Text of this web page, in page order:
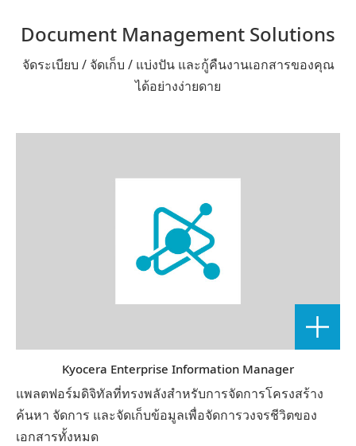
Document Management Solutions
จัดระเบียบ / จัดเก็บ / แบ่งปัน และกู้คืนงานเอกสารของคุณ
ได้อย่างง่ายดาย
Kyocera Enterprise Information Manager
แพลตฟอร์มดิจิทัลที่ทรงพลังสำหรับการจัดการโครงสร้าง
ค้นหา จัดการ และจัดเก็บข้อมูลเพื่อจัดการวงจรชีวิตของ
เอกสารทั้งหมด